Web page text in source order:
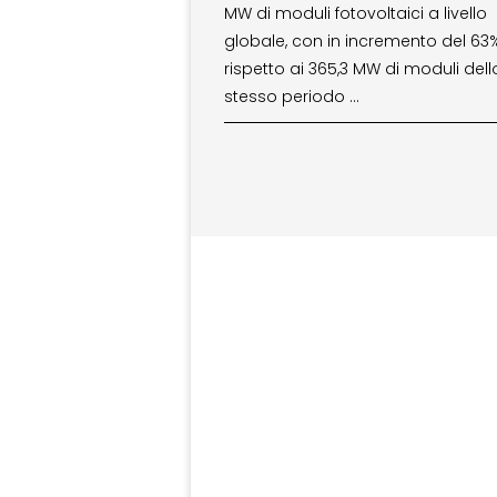
MW di moduli fotovoltaici a livello
globale, con in incremento del
rispetto ai 365,3 MW di moduli
stesso periodo …